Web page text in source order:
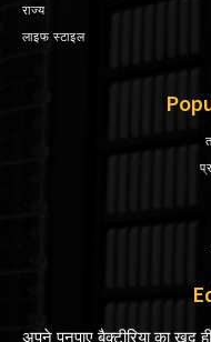
राज्य
लाइफ स्टाइल
अपने पनपाए बैक्टीरिया का खुद